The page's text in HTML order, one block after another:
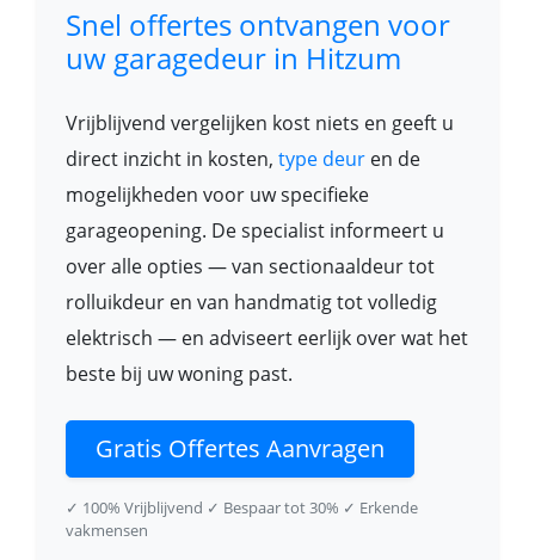
Snel offertes ontvangen voor
uw garagedeur in Hitzum
Vrijblijvend vergelijken kost niets en geeft u
direct inzicht in kosten, type deur en de
mogelijkheden voor uw specifieke
garageopening. De specialist informeert u
over alle opties — van sectionaaldeur tot
rolluikdeur en van handmatig tot volledig
elektrisch — en adviseert eerlijk over wat het
beste bij uw woning past.
Gratis Offertes Aanvragen
✓ 100% Vrijblijvend ✓ Bespaar tot 30% ✓ Erkende
vakmensen